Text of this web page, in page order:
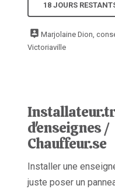
18 JOURS
Marjolaine Dion,
Victoriaville
d'enseignes /
Chauffeur.se
Installer une
juste poser un